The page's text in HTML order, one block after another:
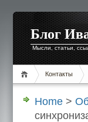
Блог
Мысли, статьи,
Контакты
Home >